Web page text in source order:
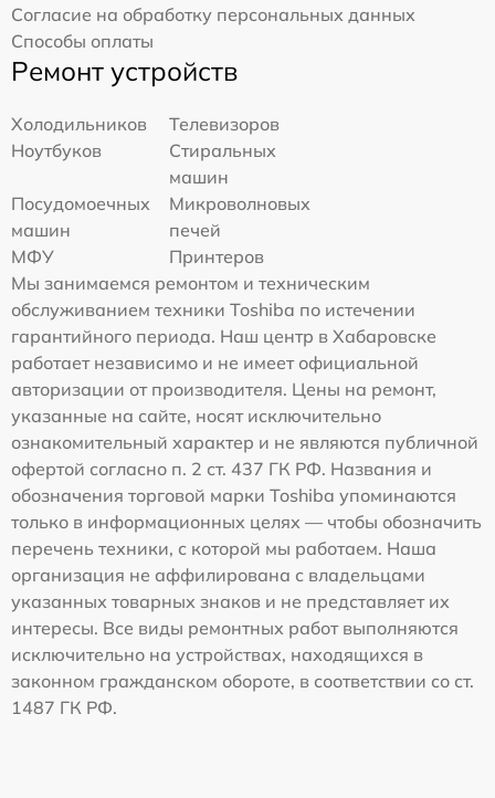
Согласие на обработку персональных данных
Способы оплаты
Ремонт устройств
Холодильников
Телевизоров
Ноутбуков
Стиральных
машин
Посудомоечных
машин
Микроволновых
печей
МФУ
Принтеров
Мы занимаемся ремонтом и техническим
обслуживанием техники Toshiba по истечении
гарантийного периода. Наш центр в Хабаровске
работает независимо и не имеет официальной
авторизации от производителя. Цены на ремонт,
указанные на сайте, носят исключительно
ознакомительный характер и не являются публичной
офертой согласно п. 2 ст. 437 ГК РФ. Названия и
обозначения торговой марки Toshiba упоминаются
только в информационных целях — чтобы обозначить
перечень техники, с которой мы работаем. Наша
организация не аффилирована с владельцами
указанных товарных знаков и не представляет их
интересы. Все виды ремонтных работ выполняются
исключительно на устройствах, находящихся в
законном гражданском обороте, в соответствии со ст.
1487 ГК РФ.